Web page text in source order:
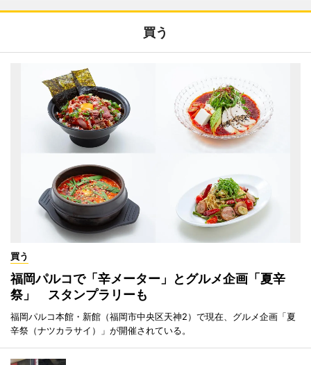
買う
買う
福岡パルコで「辛メーター」とグルメ企画「夏辛
祭」 スタンプラリーも
福岡パルコ本館・新館（福岡市中央区天神2）で現在、グルメ企画「夏
辛祭（ナツカラサイ）」が開催されている。